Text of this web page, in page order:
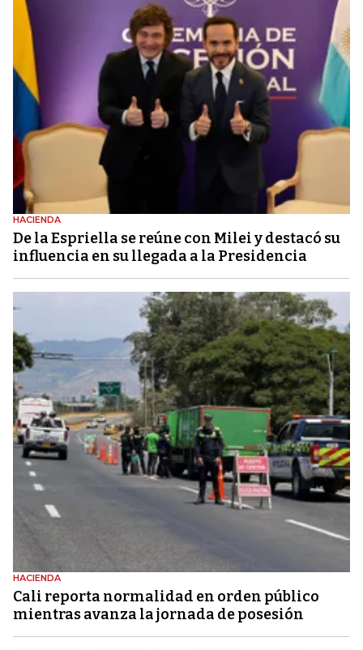
HACIENDA
De la Espriella se reúne con Milei y destacó su
influencia en su llegada a la Presidencia
HACIENDA
Cali reporta normalidad en orden público
mientras avanza la jornada de posesión